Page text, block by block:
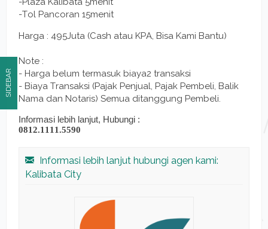
-Tol Pancoran 15menit
Harga : 495Juta (Cash atau KPA, Bisa Kami Bantu)
Note :
- Harga belum termasuk biaya2 transaksi
- Biaya Transaksi (Pajak Penjual, Pajak Pembeli, Balik
Nama dan Notaris) Semua ditanggung Pembeli.
Informasi lebih lanjut, Hubungi :
0812.1111.5590
Informasi lebih lanjut hubungi agen kami:
Kalibata City
SIDEBAR